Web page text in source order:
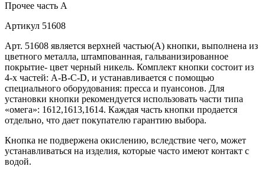
Прочее часть A
Артикул 51608
Арт. 51608 является верхней частью(А) кнопки, выполнена из
цветного металла, штампованная, гальванизированное
покрытие- цвет черный никель. Комплект кнопки состоит из
4-х частей: А-В-С-D, и устанавливается с помощью
специального оборудования: пресса и пуансонов. Для
установки кнопки рекомендуется использовать части типа
«омега»: 1612,1613,1614. Каждая часть кнопки продается
отдельно, что дает покупателю гарантию выбора.
Кнопка не подвержена окислению, вследствие чего, может
устанавливаться на изделия, которые часто имеют контакт с
водой.